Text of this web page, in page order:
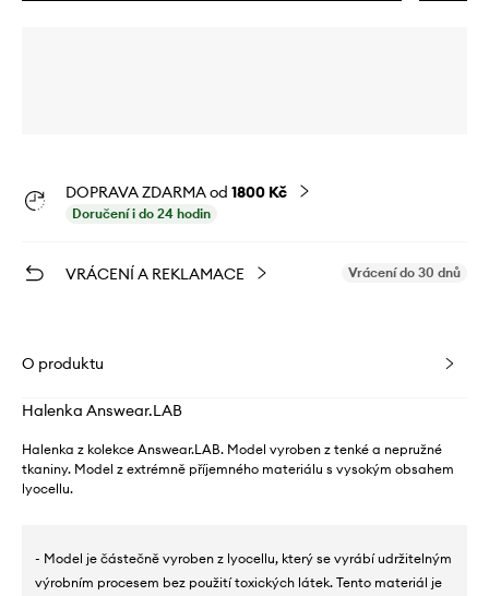
DOPRAVA ZDARMA od 1800 Kč
Doručení i do 24 hodin
VRÁCENÍ A REKLAMACE Vrácení do 30 dnů
O produktu
Halenka Answear.LAB
Halenka z kolekce Answear.LAB. Model vyroben z tenké a nepružné
tkaniny. Model z extrémně příjemného materiálu s vysokým obsahem
lyocellu.
- Model je částečně vyroben z lyocellu, který se vyrábí udržitelným
výrobním procesem bez použití toxických látek. Tento materiál je